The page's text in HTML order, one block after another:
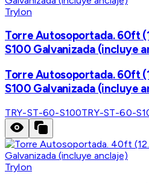
Trylon
Torre Autosoportada. 60ft
S100 Galvanizada (incluye
Torre Autosoportada. 60ft
S100 Galvanizada (incluye
TRY-ST-60-S100TRY-ST-60-
Trylon